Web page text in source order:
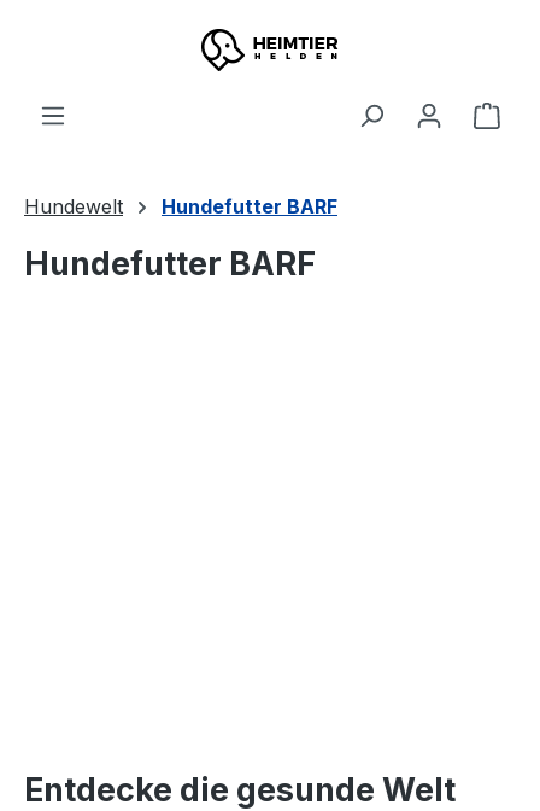
Zum Hauptinhalt springen
Hundewelt Hundefutter BARF
Hundefutter BARF
Entdecke die gesunde Welt